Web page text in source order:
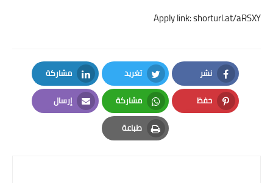
Apply link:shorturl.at/aRSXY
نشر
Facebook
تغريد
Twitter
مشاركة
LinkedIn
حفظ
Pinterest
مشاركة
Whatsapp
إرسال
Email
طباعة
Print